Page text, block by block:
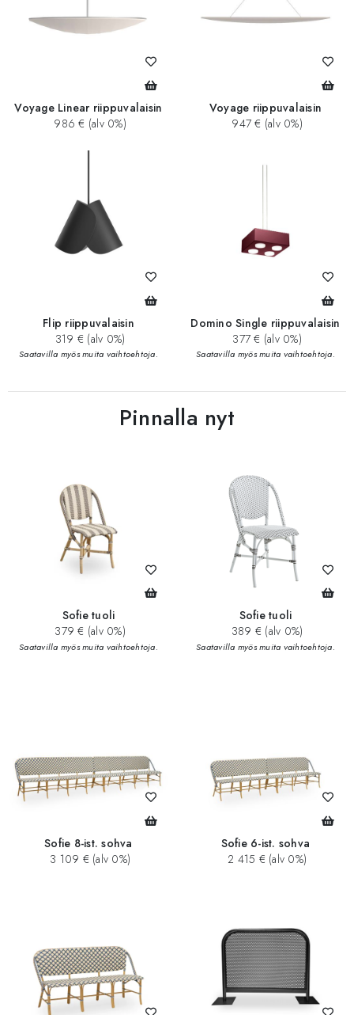
Voyage Linear riippuvalaisin
986 € (alv 0%)
Voyage riippuvalaisin
947 € (alv 0%)
Flip riippuvalaisin
319 € (alv 0%)
Saatavilla myös muita vaihtoehtoja.
Domino Single riippuvalaisin
377 € (alv 0%)
Saatavilla myös muita vaihtoehtoja.
Pinnalla nyt
Sofie tuoli
379 € (alv 0%)
Saatavilla myös muita vaihtoehtoja.
Sofie tuoli
389 € (alv 0%)
Saatavilla myös muita vaihtoehtoja.
Sofie 8-ist. sohva
3 109 € (alv 0%)
Sofie 6-ist. sohva
2 415 € (alv 0%)